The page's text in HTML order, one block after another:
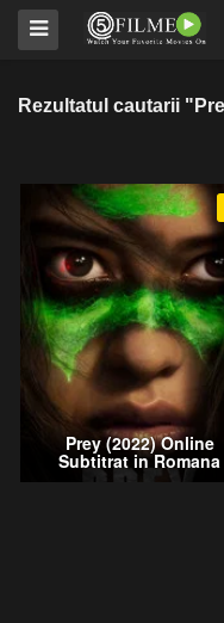
Rezultatul cautarii
Prey (2022) Online
Subtitrat in Romana